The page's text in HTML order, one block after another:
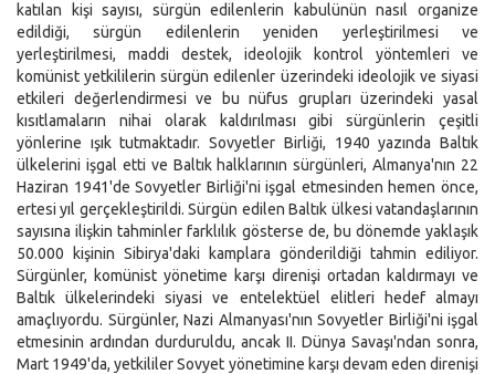
katılan kişi sayısı, sürgün edilenlerin kabulünün nasıl organize
edildiği, sürgün edilenlerin yeniden yerleştirilmesi ve
yerleştirilmesi, maddi destek, ideolojik kontrol yöntemleri ve
komünist yetkililerin sürgün edilenler üzerindeki ideolojik ve siyasi
etkileri değerlendirmesi ve bu nüfus grupları üzerindeki yasal
kısıtlamaların nihai olarak kaldırılması gibi sürgünlerin çeşitli
yönlerine ışık tutmaktadır. Sovyetler Birliği, 1940 yazında Baltık
ülkelerini işgal etti ve Baltık halklarının sürgünleri, Almanya'nın 22
Haziran 1941'de Sovyetler Birliği'ni işgal etmesinden hemen önce,
ertesi yıl gerçekleştirildi. Sürgün edilen Baltık ülkesi vatandaşlarının
sayısına ilişkin tahminler farklılık gösterse de, bu dönemde yaklaşık
50.000 kişinin Sibirya'daki kamplara gönderildiği tahmin ediliyor.
Sürgünler, komünist yönetime karşı direnişi ortadan kaldırmayı ve
Baltık ülkelerindeki siyasi ve entelektüel elitleri hedef almayı
amaçlıyordu. Sürgünler, Nazi Almanyası'nın Sovyetler Birliği'ni işgal
etmesinin ardından durduruldu, ancak II. Dünya Savaşı'ndan sonra,
Mart 1949'da, yetkililer Sovyet yönetimine karşı devam eden direnişi